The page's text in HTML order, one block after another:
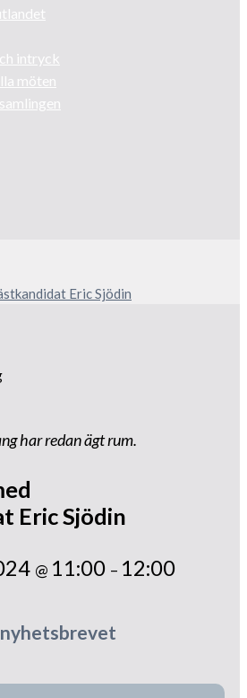
intryck
möten
Eric Sjödin
har redan ägt rum.
Eric Sjödin
@ 11:00 – 12:00